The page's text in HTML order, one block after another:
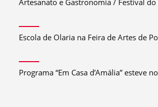
Escola de Olaria na Feira de Artes de
Programa “Em Casa d’Amália” esteve